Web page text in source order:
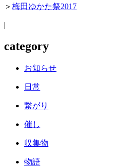
＞ 梅田ゆかた祭2017
|
category
お知らせ
日常
繋がり
催し
収集物
物語